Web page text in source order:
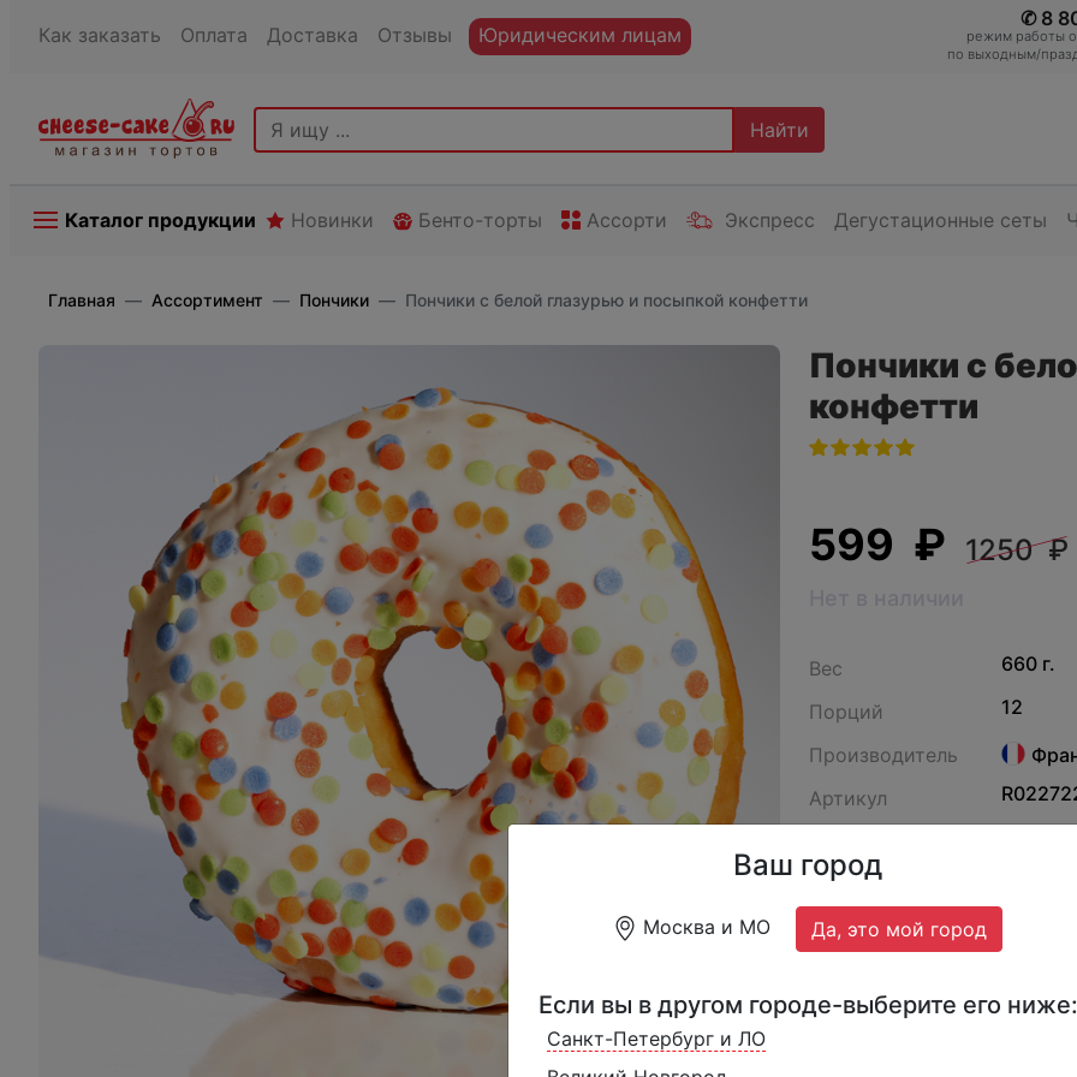
Как заказать Оплата Доставка Отзывы Юридическим лицам
✆ 8
режим работы
по выходным/
Найти
Каталог продукции Новинки Бенто-торты Ассорти Экспресс Дегустационные сеты
Ваш город
Москва и МО Да, это мой город
Если вы в другом городе-выберите его ниже:
Санкт-Петербург и ЛО
Главная Ассортимент Пончики Пончики с белой глазурью и посыпкой конфетти
Пончики с
конфетти
599 ₽ 1250 ₽
Вес
660 г.
Порций
12
Производитель
Артикул